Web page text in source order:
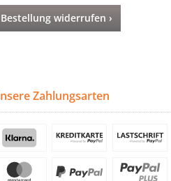
Bestellung widerrufen ›
Zahlungsarten